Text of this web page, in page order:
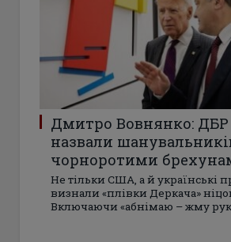
Дмитро Вовнянко:
назвали
чорноротими
Не тільки США, а й українські
визнали «плівки Деркача»
Включаючи «абнімаю – жму